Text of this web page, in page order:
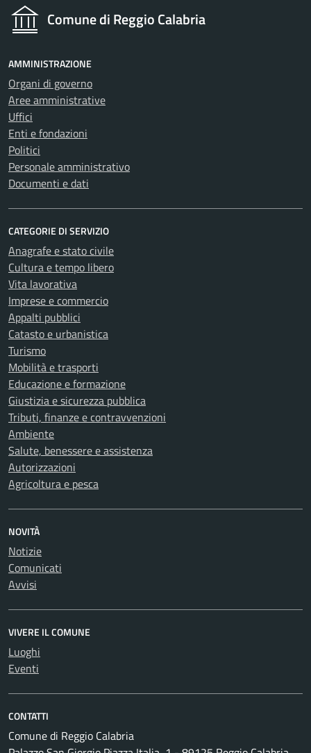
Comune di Reggio Calabria
AMMINISTRAZIONE
Organi di governo
Aree amministrative
Uffici
Enti e fondazioni
Politici
Personale amministrativo
Documenti e dati
CATEGORIE DI SERVIZIO
Anagrafe e stato civile
Cultura e tempo libero
Vita lavorativa
Imprese e commercio
Appalti pubblici
Catasto e urbanistica
Turismo
Mobilità e trasporti
Educazione e formazione
Giustizia e sicurezza pubblica
Tributi, finanze e contravvenzioni
Ambiente
Salute, benessere e assistenza
Autorizzazioni
Agricoltura e pesca
NOVITÀ
Notizie
Comunicati
Avvisi
VIVERE IL COMUNE
Luoghi
Eventi
CONTATTI
Comune di Reggio Calabria